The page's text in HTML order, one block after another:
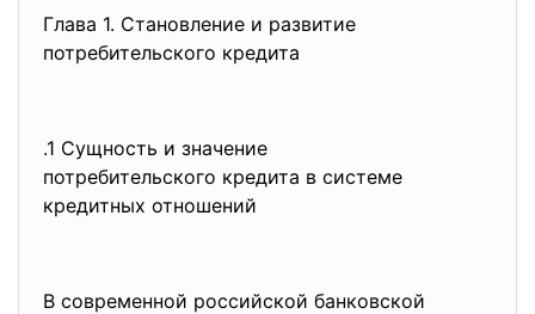
Глава 1. Становление и развитие
потребительского кредита
.1 Сущность и значение
потребительского кредита в системе
кредитных отношений
В современной российской банковской